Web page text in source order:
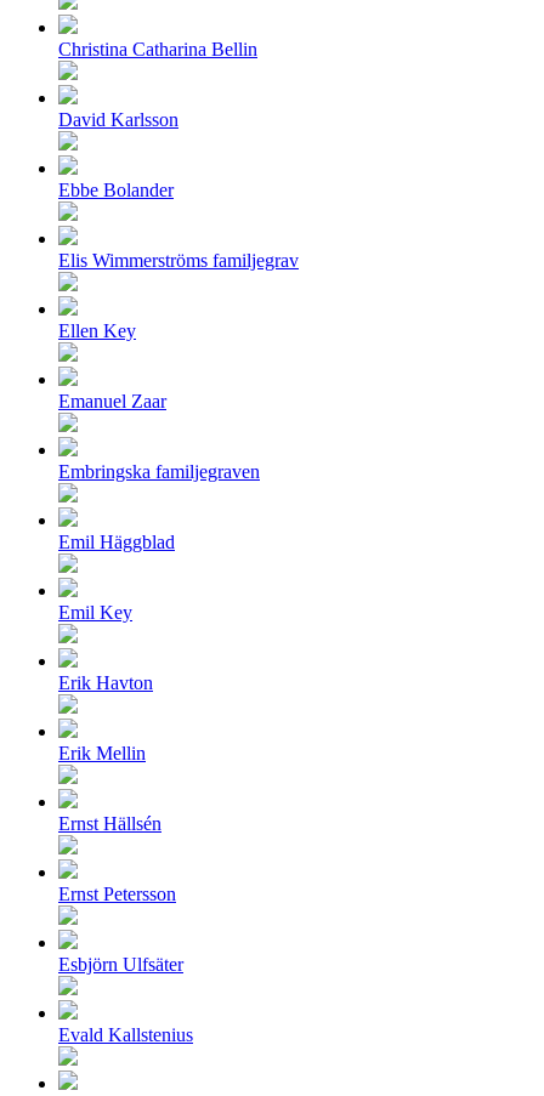
Christina Catharina Bellin
David Karlsson
Ebbe Bolander
Elis Wimmerströms familjegrav
Ellen Key
Emanuel Zaar
Embringska familjegraven
Emil Häggblad
Emil Key
Erik Havton
Erik Mellin
Ernst Hällsén
Ernst Petersson
Esbjörn Ulfsäter
Evald Kallstenius